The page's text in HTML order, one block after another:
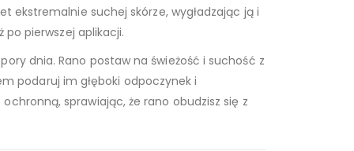
ekstremalnie suchej skórze, wygładzając ją i
pierwszej aplikacji.
dnia. Rano postaw na świeżość i suchość z
podaruj im głęboki odpoczynek i
sprawiając, że rano obudzisz się z